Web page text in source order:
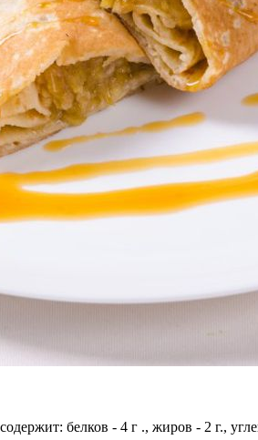
белков - 4 г ., жиров - 2 г.,